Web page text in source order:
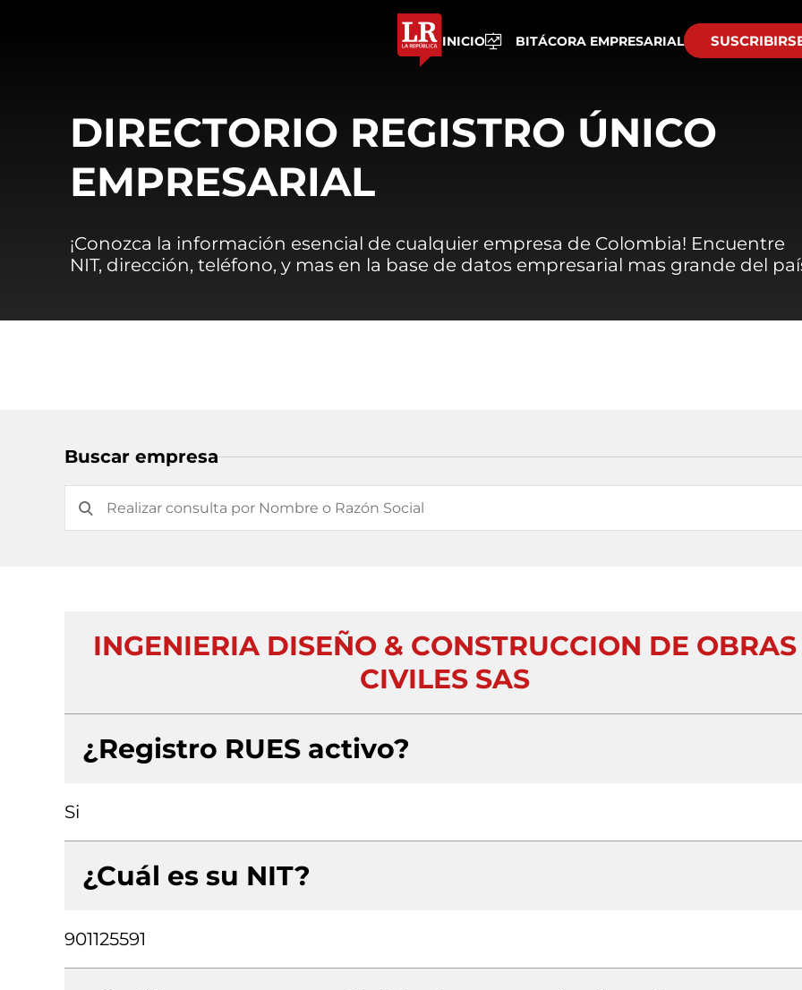
INICIO BITÁCORA EMPRESARIAL
DIRECTORIO REGISTRO ÚNICO
EMPRESARIAL
¡Conozca la información esencial de cualquier empresa de Colombia! Encuentre
NIT, dirección, teléfono, y mas en la base de datos empresarial mas grande del
Buscar empresa
INGENIERIA DISEÑO & CONSTRUCCION DE OBRAS
CIVILES SAS
¿Registro RUES activo?
Si
¿Cuál es su NIT?
901125591